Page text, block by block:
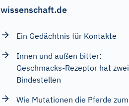
wissenschaft.de
Ein Gedächtnis für Kontakte
Innen und außen bitter:
Geschmacks-Rezeptor hat zwei
Bindestellen
Wie Mutationen die Pferde zum